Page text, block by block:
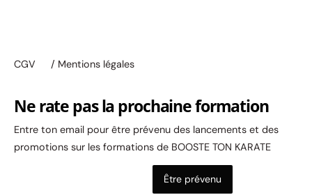
CGV / Mentions légales
Ne rate pas la prochaine formation
Entre ton email pour être prévenu des lancements et des
promotions sur les formations de BOOSTE TON KARATE
Être prévenu